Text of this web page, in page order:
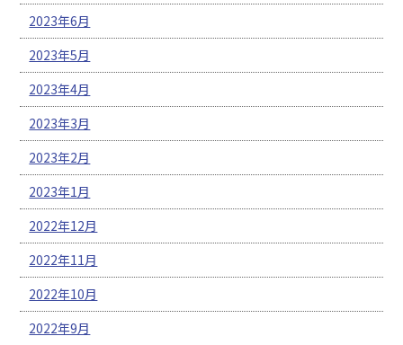
2023年6月
2023年5月
2023年4月
2023年3月
2023年2月
2023年1月
2022年12月
2022年11月
2022年10月
2022年9月